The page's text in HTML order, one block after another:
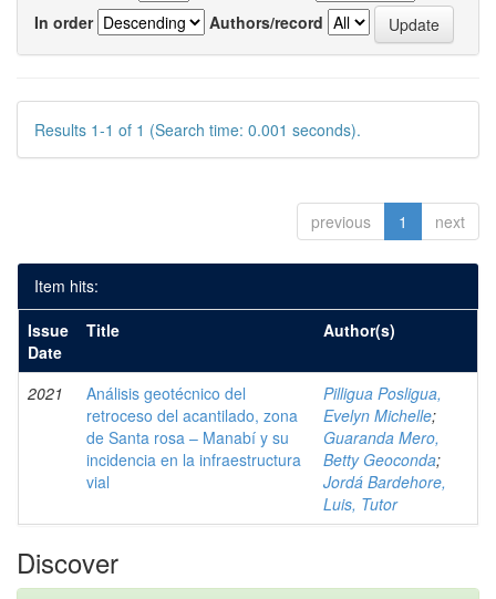
In order
Authors/record
Results 1-1 of 1 (Search time: 0.001 seconds).
previous 1 next
Item hits:
Issue
Date
Title Author(s)
2021
Análisis geotécnico del
retroceso del acantilado, zona
de Santa rosa – Manabí y su
incidencia en la infraestructura
vial
Pilligua Posligua,
Evelyn Michelle;
Guaranda Mero,
Betty Geoconda;
Jordá Bardehore,
Luis, Tutor
Discover